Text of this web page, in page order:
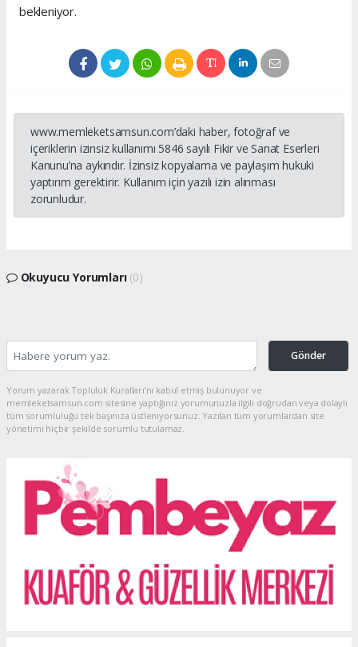
bekleniyor.
www.memleketsamsun.com’daki haber, fotoğraf ve
içeriklerin izinsiz kullanımı 5846 sayılı Fikir ve Sanat Eserleri
Kanunu’na aykırıdır. İzinsiz kopyalama ve paylaşım hukuki
yaptırım gerektirir. Kullanım için yazılı izin alınması
zorunludur.
Okuyucu Yorumları (0)
Gönder
Yorum yazarak Topluluk Kuralları’nı kabul etmiş bulunuyor ve
memleketsamsun.com sitesine yaptığınız yorumunuzla ilgili doğrudan veya dolaylı
tüm sorumluluğu tek başınıza üstleniyorsunuz. Yazılan tüm yorumlardan site
yönetimi hiçbir şekilde sorumlu tutulamaz.